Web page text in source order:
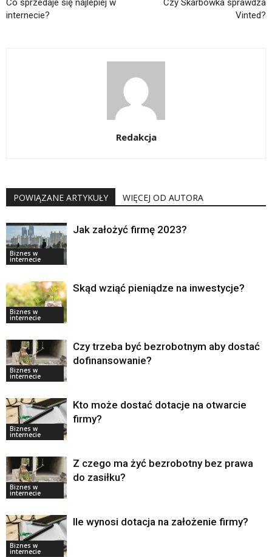
Co sprzedaje się najlepiej w
internecie?
Czy Skarbówka sprawdza
Vinted?
Redakcja
POWIĄZANE ARTYKUŁY WIĘCEJ OD AUTORA
Biznes w
internecie
Jak założyć firmę 2023?
Biznes w
internecie
Skąd wziąć pieniądze na inwestycje?
Biznes w
internecie
Czy trzeba być bezrobotnym aby dostać
dofinansowanie?
Biznes w
internecie
Kto może dostać dotacje na otwarcie
firmy?
Biznes w
internecie
Z czego ma żyć bezrobotny bez prawa
do zasiłku?
Biznes w
internecie
Ile wynosi dotacja na założenie firmy?